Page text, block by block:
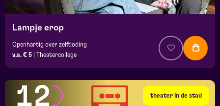
Lampje erop
Openhartig over zelfdoding
v.a. € 5
Theatercollege
theater in de stad
12